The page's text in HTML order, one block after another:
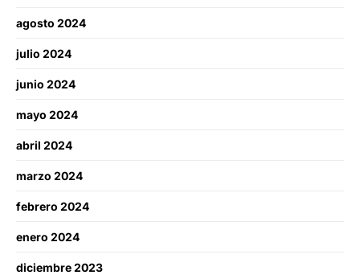
agosto 2024
julio 2024
junio 2024
mayo 2024
abril 2024
marzo 2024
febrero 2024
enero 2024
diciembre 2023